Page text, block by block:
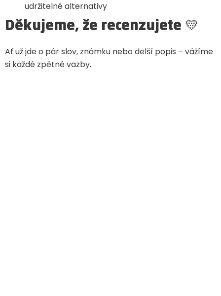
udržitelné alternativy
Děkujeme, že recenzujete 💛
Ať už jde o pár slov, známku nebo delší popis – vážíme
si každé zpětné vazby.